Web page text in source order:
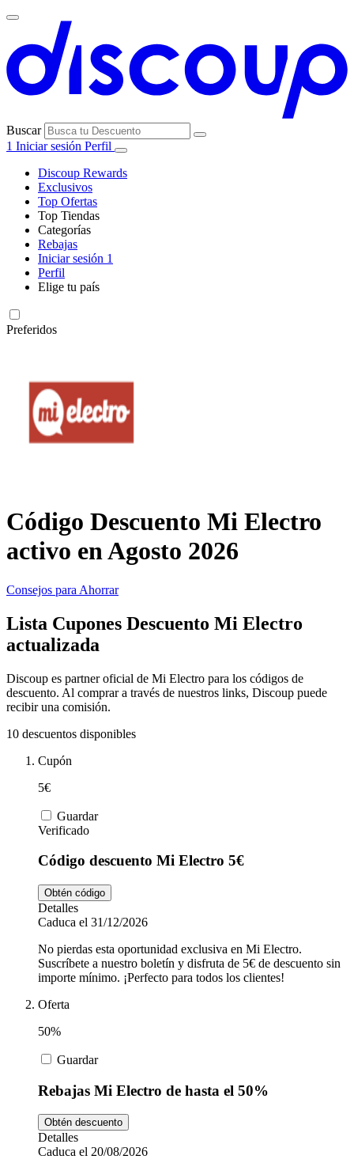
Buscar
1 Iniciar sesión Perfil
Discoup Rewards
Exclusivos
Top Ofertas
Top Tiendas
AliExpress
Amazon
Booking.com
Miravia
Temu
MediaMarkt
Ikea
Nike
Vueling
Categorías
Electrónica e
Accesorios
Vacaciones y
Transporte
Cosméticos y
Perfumes
Tiempo libre
Salud y
Animales
Rebajas
Iniciar sesión 1
Perfil
Elige tu país
Preferidos
Código Descuento Mi Electro
activo en Agosto 2026
Consejos para Ahorrar
Lista Cupones Descuento Mi Electro
actualizada
Discoup es partner oficial de Mi Electro para los códigos de
descuento. Al comprar a través de nuestros links, Discoup puede
recibir una comisión.
10 descuentos disponibles
Cupón
5€
Guardar
Verificado
Código descuento Mi Electro 5€
Obtén código
Detalles
Caduca el 31/12/2026
No pierdas esta oportunidad exclusiva en Mi Electro.
Suscríbete a nuestro boletín y disfruta de 5€ de descuento sin
importe mínimo. ¡Perfecto para todos los clientes!
Oferta
50%
Guardar
Rebajas Mi Electro de hasta el 50%
Obtén descuento
Detalles
Caduca el 20/08/2026